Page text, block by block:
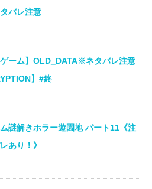
バレ注意
ゲーム】OLD_DATA※ネタバレ注意
】#終
謎解きホラー遊園地 パート11《注
あり！》